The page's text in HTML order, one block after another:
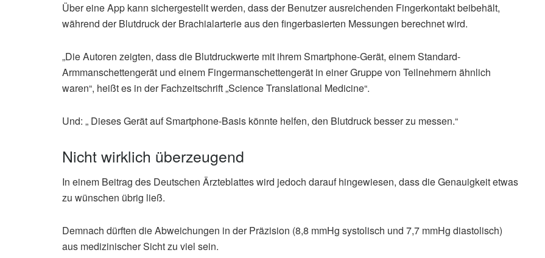
Über eine App kann sichergestellt werden, dass der Benutzer ausreichenden Fingerkontakt beibehält,
während der Blutdruck der Brachialarterie aus den fingerbasierten Messungen berechnet wird.
„Die Autoren zeigten, dass die Blutdruckwerte mit ihrem Smartphone-Gerät, einem Standard-
Armmanschettengerät und einem Fingermanschettengerät in einer Gruppe von Teilnehmern ähnlich
waren“, heißt es in der Fachzeitschrift „Science Translational Medicine“.
Und: „ Dieses Gerät auf Smartphone-Basis könnte helfen, den Blutdruck besser zu messen.“
Nicht wirklich überzeugend
In einem Beitrag des Deutschen Ärzteblattes wird jedoch darauf hingewiesen, dass die Genauigkeit etwas
zu wünschen übrig ließ.
Demnach dürften die Abweichungen in der Präzision (8,8 mmHg systolisch und 7,7 mmHg diastolisch)
aus medizinischer Sicht zu viel sein.